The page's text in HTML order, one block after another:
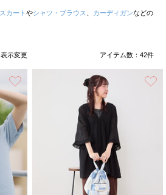
スカート やシャツ・ブラウス カーディガンなどの
表示変更 アイテム数： 42件